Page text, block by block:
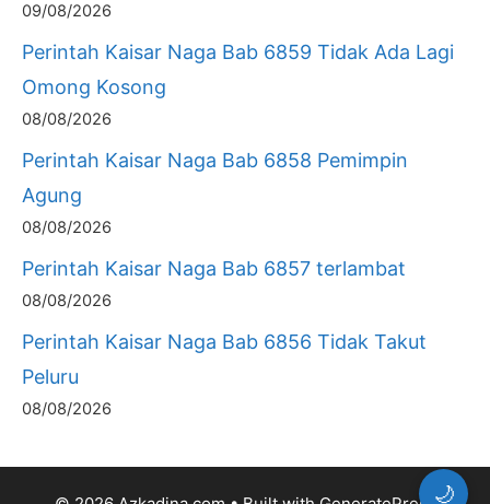
09/08/2026
Perintah Kaisar Naga Bab 6859 Tidak Ada Lagi
Omong Kosong
08/08/2026
Perintah Kaisar Naga Bab 6858 Pemimpin
Agung
08/08/2026
Perintah Kaisar Naga Bab 6857 terlambat
08/08/2026
Perintah Kaisar Naga Bab 6856 Tidak Takut
Peluru
08/08/2026
🌙